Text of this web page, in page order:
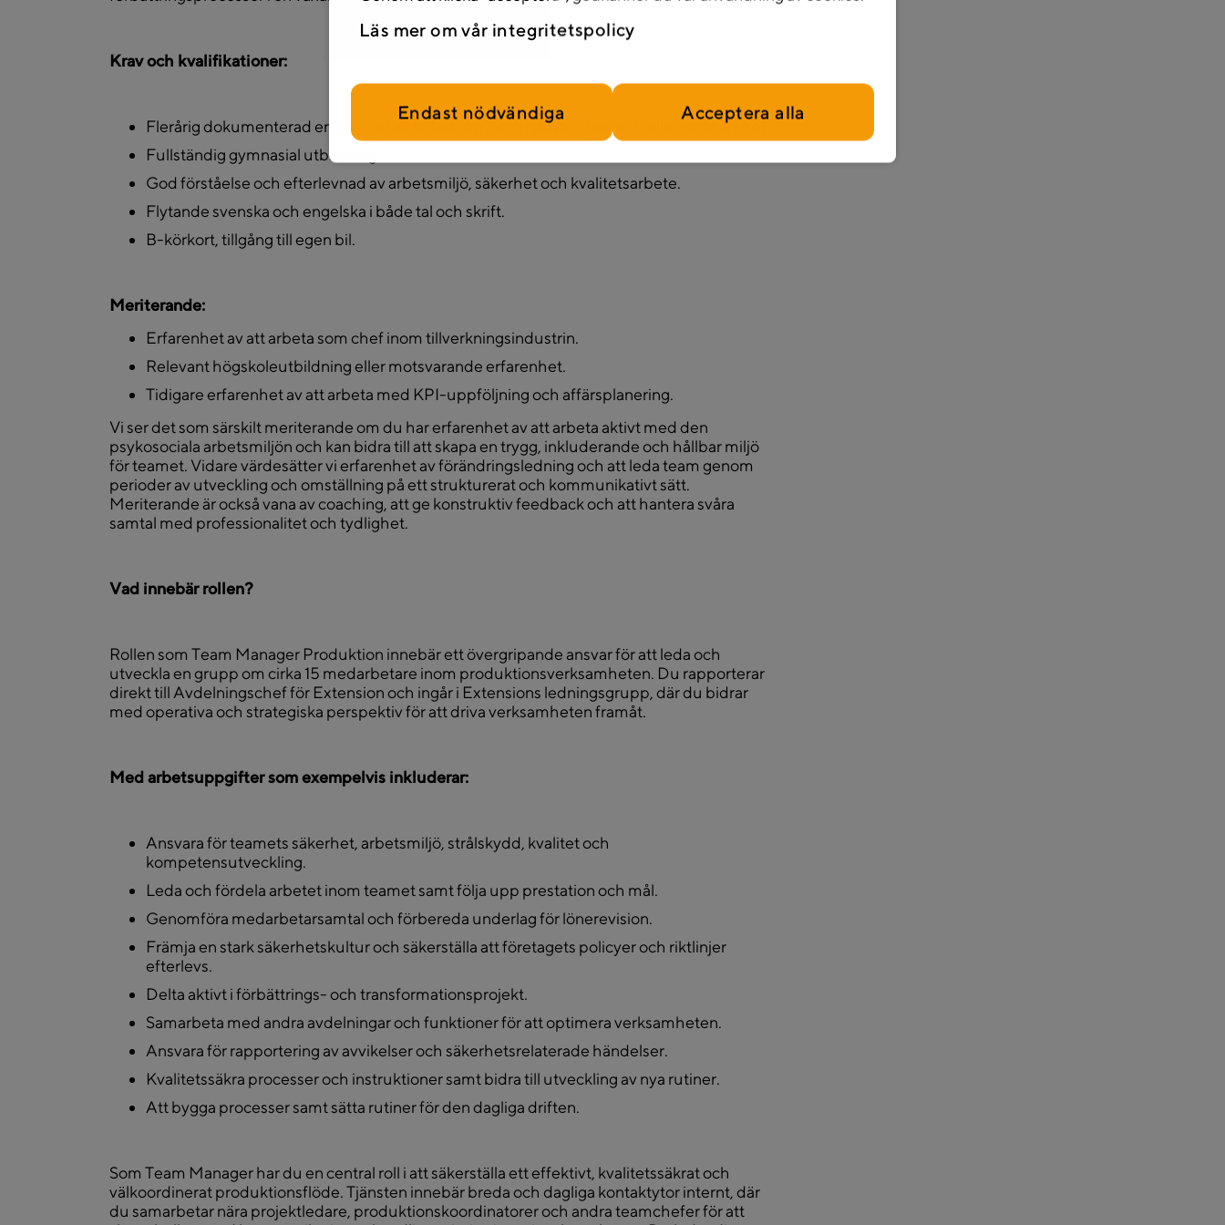
Krav och kvalifikationer:
Flerårig dokumenterad erfarenhet av ledarskap inom relevant bransch eller verksamhet.
Fullständig gymnasial utbildning.
God förståelse och efterlevnad av arbetsmiljö, säkerhet och kvalitetsarbete.
Flytande svenska och engelska i både tal och skrift.
B-körkort, tillgång till egen bil.
Meriterande:
Erfarenhet av att arbeta som chef inom tillverkningsindustrin.
Relevant högskoleutbildning eller motsvarande erfarenhet.
Tidigare erfarenhet av att arbeta med KPI-uppföljning och affärsplanering.
Vi ser det som särskilt meriterande om du har erfarenhet av att arbeta aktivt med den
psykosociala arbetsmiljön och kan bidra till att skapa en trygg, inkluderande och hållbar miljö
för teamet. Vidare värdesätter vi erfarenhet av förändringsledning och att leda team genom
perioder av utveckling och omställning på ett strukturerat och kommunikativt sätt.
Meriterande är också vana av coaching, att ge konstruktiv feedback och att hantera svåra
samtal med professionalitet och tydlighet.
Vad innebär rollen?
Rollen som Team Manager Produktion innebär ett övergripande ansvar för att leda och
utveckla en grupp om cirka 15 medarbetare inom produktionsverksamheten. Du rapporterar
direkt till Avdelningschef för Extension och ingår i Extensions ledningsgrupp, där du bidrar
med operativa och strategiska perspektiv för att driva verksamheten framåt.
Med arbetsuppgifter som exempelvis inkluderar:
Ansvara för teamets säkerhet, arbetsmiljö, strålskydd, kvalitet och
kompetensutveckling.
Leda och fördela arbetet inom teamet samt följa upp prestation och mål.
Genomföra medarbetarsamtal och förbereda underlag för lönerevision.
Främja en stark säkerhetskultur och säkerställa att företagets policyer och riktlinjer
efterlevs.
Delta aktivt i förbättrings- och transformationsprojekt.
Samarbeta med andra avdelningar och funktioner för att optimera verksamheten.
Ansvara för rapportering av avvikelser och säkerhetsrelaterade händelser.
Kvalitetssäkra processer och instruktioner samt bidra till utveckling av nya rutiner.
Att bygga processer samt sätta rutiner för den dagliga driften.
Som Team Manager har du en central roll i att säkerställa ett effektivt, kvalitetssäkrat och
välkoordinerat produktionsflöde. Tjänsten innebär breda och dagliga kontaktytor internt, där
du samarbetar nära projektledare, produktionskoordinatorer och andra teamchefer för att
Läs mer om vår integritetspolicy
Endast nödvändiga Acceptera alla